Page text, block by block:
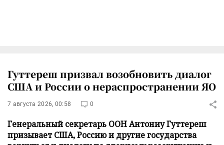
Гуттереш призвал возобновить диалог
США и России о нераспространении ЯО
7 августа 2026, 00:58 0
Генеральный секретарь ООН Антониу Гуттереш
призывает США, Россию и другие государства